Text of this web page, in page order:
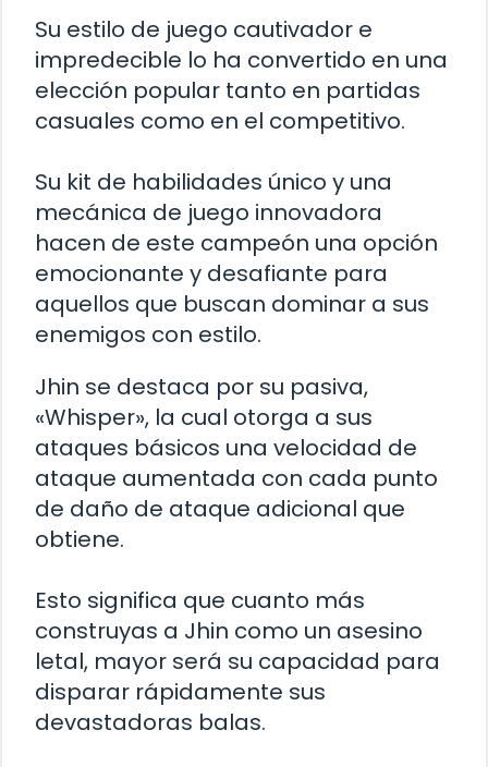
Su estilo de juego cautivador e
impredecible lo ha convertido en una
elección popular tanto en partidas
casuales como en el competitivo.
Su kit de habilidades único y una
mecánica de juego innovadora
hacen de este campeón una opción
emocionante y desafiante para
aquellos que buscan dominar a sus
enemigos con estilo.
Jhin se destaca por su pasiva,
«Whisper», la cual otorga a sus
ataques básicos una velocidad de
ataque aumentada con cada punto
de daño de ataque adicional que
obtiene.
Esto significa que cuanto más
construyas a Jhin como un asesino
letal, mayor será su capacidad para
disparar rápidamente sus
devastadoras balas.